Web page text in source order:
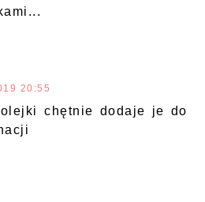
20:55
chętnie dodaje je do